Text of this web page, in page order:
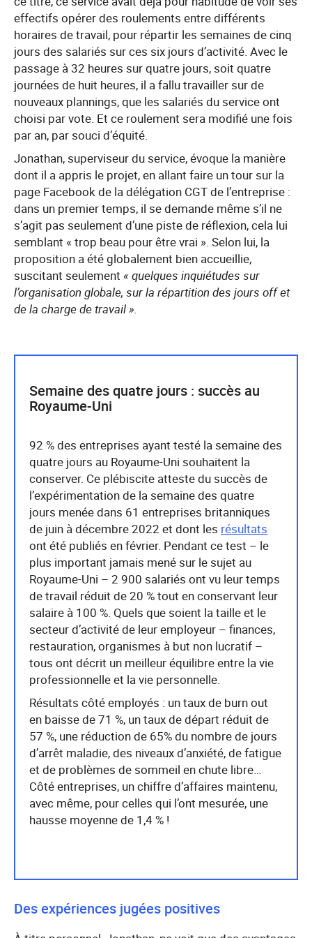
effectifs opérer des roulements entre différents
horaires de travail, pour répartir les semaines de cinq
jours des salariés sur ces six jours d’activité. Avec le
passage à 32 heures sur quatre jours, soit quatre
journées de huit heures, il a fallu travailler sur de
nouveaux plannings, que les salariés du service ont
choisi par vote. Et ce roulement sera modifié une fois
par an, par souci d’équité.
Jonathan, superviseur du service, évoque la manière
dont il a appris le projet, en allant faire un tour sur la
page Facebook de la délégation CGT de l’entreprise :
dans un premier temps, il se demande même s’il ne
s’agit pas seulement d’une piste de réflexion, cela lui
semblant « trop beau pour être vrai ». Selon lui, la
proposition a été globalement bien accueillie,
suscitant seulement « quelques inquiétudes sur
l’organisation globale, sur la répartition des jours off et
de la charge de travail ».
Semaine des quatre jours : succès au
Royaume-Uni
92 % des entreprises ayant testé la semaine des
quatre jours au Royaume-Uni souhaitent la
conserver. Ce plébiscite atteste du succès de
l’expérimentation de la semaine des quatre
jours menée dans 61 entreprises britanniques
de juin à décembre 2022 et dont les résultats
ont été publiés en février. Pendant ce test – le
plus important jamais mené sur le sujet au
Royaume-Uni – 2 900 salariés ont vu leur temps
de travail réduit de 20 % tout en conservant leur
salaire à 100 %. Quels que soient la taille et le
secteur d’activité de leur employeur – finances,
restauration, organismes à but non lucratif –
tous ont décrit un meilleur équilibre entre la vie
professionnelle et la vie personnelle.
Résultats côté employés : un taux de burn out
en baisse de 71 %, un taux de départ réduit de
57 %, une réduction de 65% du nombre de jours
d’arrêt maladie, des niveaux d’anxiété, de fatigue
et de problèmes de sommeil en chute libre…
Côté entreprises, un chiffre d’affaires maintenu,
avec même, pour celles qui l’ont mesurée, une
hausse moyenne de 1,4 % !
Des expériences jugées positives